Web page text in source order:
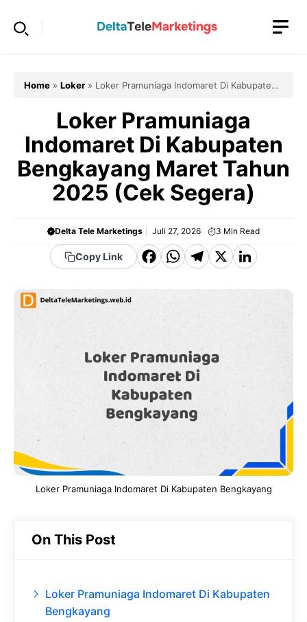
Home » Loker » Loker Pramuniaga Indomaret Di Kabupaten
Loker Pramuniaga
Indomaret Di Kabupaten
Bengkayang Maret Tahun
2025 (Cek Segera)
Delta Tele Marketings Juli 27, 2026 3 Min Read
Copy Link
F
e
o
o
k
W
a
t
A
p
p
T
g
r
a
m
X Li
k
e
Loker Pramuniaga Indomaret Di Kabupaten Bengkayang
On This Post
Loker Pramuniaga Indomaret Di Kabupaten
Bengkayang